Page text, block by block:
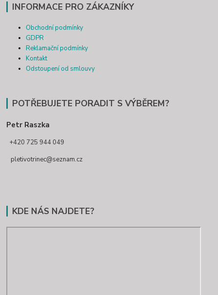
INFORMACE PRO ZÁKAZNÍKY
Obchodní podmínky
GDPR
Reklamační podmínky
Kontakt
Odstoupení od smlouvy
POTŘEBUJETE PORADIT S VÝBĚREM?
Petr Raszka
+420 725 944 049
pletivotrinec@seznam.cz
KDE NÁS NAJDETE?